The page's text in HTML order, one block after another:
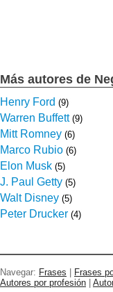
Más autores de
Henry Ford (9)
Warren Buffett (9)
Mitt Romney (6)
Marco Rubio (6)
Elon Musk (5)
J. Paul Getty (5)
Walt Disney (5)
Peter Drucker (4)
Navegar: Frases Frases
Autores por profesión